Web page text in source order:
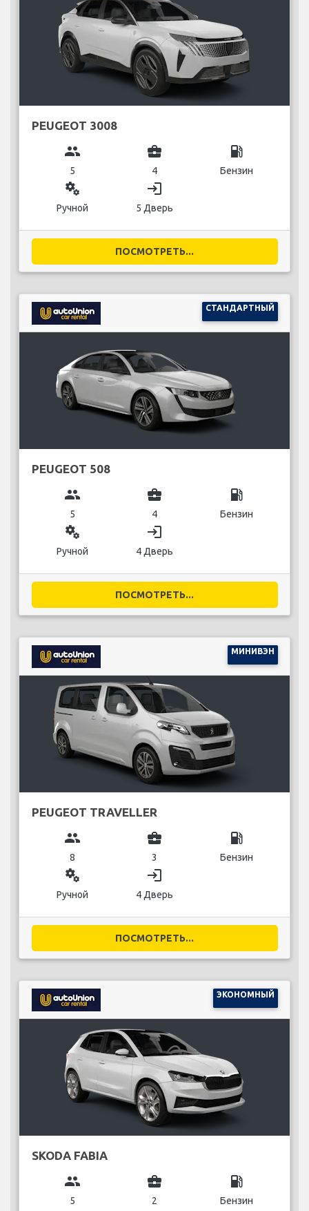
PEUGEOT 3008
group
5
business_center
4
local_gas_station
Бензин
miscellaneous_services
Ручной
login
5 Дверь
ПОСМОТРЕТЬ...
СТАНДАРТНЫЙ
PEUGEOT 508
group
5
business_center
4
local_gas_station
Бензин
miscellaneous_services
Ручной
login
4 Дверь
ПОСМОТРЕТЬ...
МИНИВЭН
PEUGEOT TRAVELLER
group
8
business_center
3
local_gas_station
Бензин
miscellaneous_services
Ручной
login
4 Дверь
ПОСМОТРЕТЬ...
ЭКОНОМНЫЙ
SKODA FABIA
group
5
business_center
2
local_gas_station
Бензин